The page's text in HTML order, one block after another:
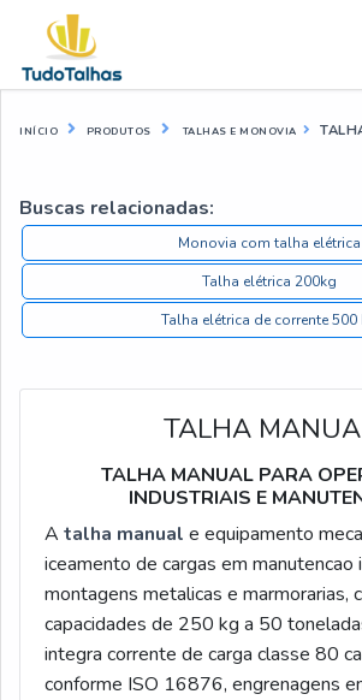
INÍCIO PRODUTOS TALHAS E MONOVIA
Buscas relacionadas:
Monovia com talha elétrica
Talha elétrica 200kg
Talha elétrica de corrente 500
TALHA
TALHA MANUAL PARA
INDUSTRIAIS E
A talha manual e equipamento
iceamento de cargas em manutencao
montagens metalicas e marmorarias,
capacidades de 250 kg a 50
integra corrente de carga classe 80
conforme ISO 16876, engrenagens